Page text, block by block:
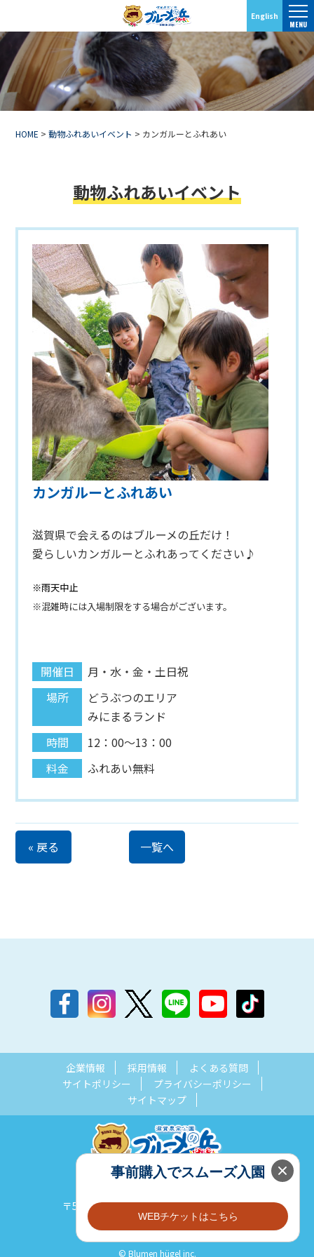
English
MENU
HOME >動物ふれあいイベント > カンガルーとふれあい
動物ふれあいイベント
カンガルーとふれあい
滋賀県で会えるのはブルーメの丘だけ！
愛らしいカンガルーとふれあってください♪
※雨天中止
※混雑時には入場制限をする場合がございます。
開催日
月・水・金・土日祝
場所
どうぶつのエリア
みにまるランド
時間
12：00～13：00
料金
ふれあい無料
« 戻る 一覧へ
企業情報 採用情報
よくある質問
サイトポリシー
プライバシーポリシー
サイトマップ
〒529-1628 滋賀県蒲生郡日野町西大路843
電話:0748-52-2611
© Blumen hügel inc.
事前購入でスムーズ入園
WEBチケットはこちら